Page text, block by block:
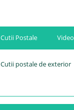
Cutii Postale Video
Cutii postale de exterior